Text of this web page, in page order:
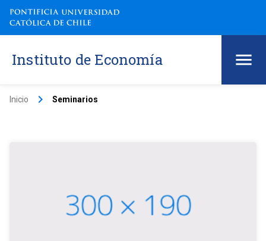
Instituto de Economía
Inicio keyboard_arrow_right Seminarios